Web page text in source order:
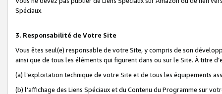
Spéciaux.
3. Responsabilité de Votre Site
Vous êtes seul(e) responsable de votre Site, y compris de son
ainsi que de tous les éléments qui figurent dans ou sur le Site. À titre
(a) l’exploitation technique de votre Site et de tous les équipements
(b) l’affichage des Liens Spéciaux et du Contenu du Programme sur